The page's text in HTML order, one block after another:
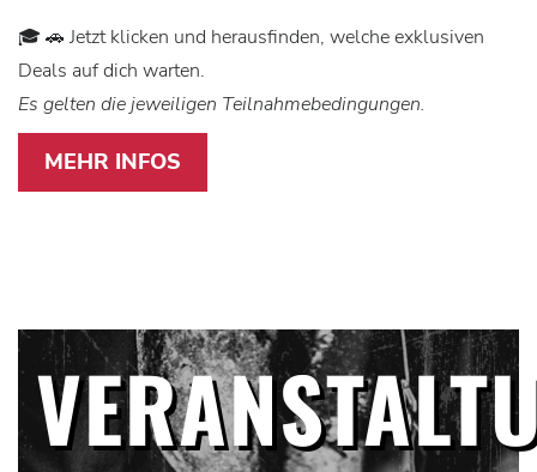
🎓 🚗 Jetzt klicken und herausfinden, welche exklusiven
Deals auf dich warten.
Es gelten die jeweiligen Teilnahmebedingungen.
MEHR INFOS